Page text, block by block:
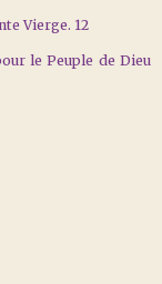
Vierge. 12
le Peuple de Dieu